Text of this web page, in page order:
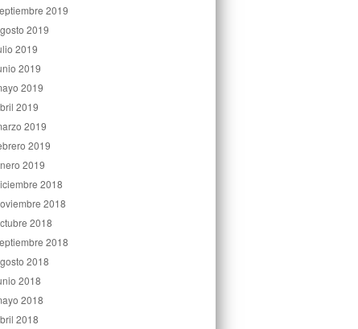
2019
2019
2019
2019
2019
2019
2019
2019
2019
2018
2018
2018
2018
2018
2018
2018
2018